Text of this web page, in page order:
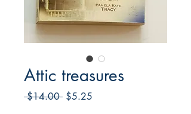
Attic treasures
$14.00 Regular
$5.25